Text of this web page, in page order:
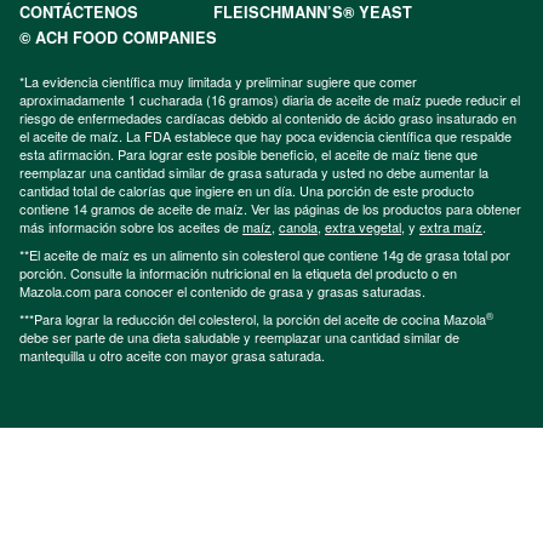
CONTÁCTENOS
FLEISCHMANN’S® YEAST
© ACH FOOD COMPANIES
*La evidencia científica muy limitada y preliminar sugiere que comer
aproximadamente 1 cucharada (16 gramos) diaria de aceite de maíz puede reducir el
riesgo de enfermedades cardíacas debido al contenido de ácido graso insaturado en
el aceite de maíz. La FDA establece que hay poca evidencia científica que respalde
esta afirmación. Para lograr este posible beneficio, el aceite de maíz tiene que
reemplazar una cantidad similar de grasa saturada y usted no debe aumentar la
cantidad total de calorías que ingiere en un día. Una porción de este producto
contiene 14 gramos de aceite de maíz. Ver las páginas de los productos para obtener
más información sobre los aceites demaíz, canola, extra vegetal, y extra maíz.
**El aceite de maíz es un alimento sin colesterol que contiene 14g de grasa total por
porción. Consulte la información nutricional en la etiqueta del producto o en
Mazola.com para conocer el contenido de grasa y grasas saturadas.
***Para lograr la reducción del colesterol, la porción del aceite de cocina Mazola®
debe ser parte de una dieta saludable y reemplazar una cantidad similar de
mantequilla u otro aceite con mayor grasa saturada.